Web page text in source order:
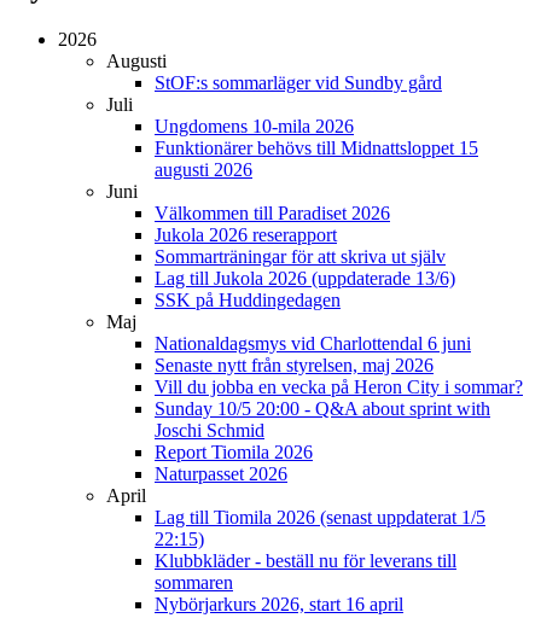
2026
Augusti
StOF:s sommarläger vid Sundby gård
Juli
Ungdomens 10-mila 2026
Funktionärer behövs till Midnattsloppet 15
augusti 2026
Juni
Välkommen till Paradiset 2026
Jukola 2026 reserapport
Sommarträningar för att skriva ut själv
Lag till Jukola 2026 (uppdaterade 13/6)
SSK på Huddingedagen
Maj
Nationaldagsmys vid Charlottendal 6 juni
Senaste nytt från styrelsen, maj 2026
Vill du jobba en vecka på Heron City i sommar?
Sunday 10/5 20:00 - Q&A about sprint with
Joschi Schmid
Report Tiomila 2026
Naturpasset 2026
April
Lag till Tiomila 2026 (senast uppdaterat 1/5
22:15)
Klubbkläder - beställ nu för leverans till
sommaren
Nybörjarkurs 2026, start 16 april